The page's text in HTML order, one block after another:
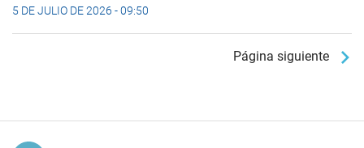
5 DE JULIO DE 2026 - 09:50
Página siguiente